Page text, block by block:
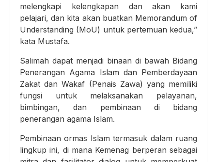
melengkapi kelengkapan dan akan kami
pelajari, dan kita akan buatkan Memorandum of
Understanding (MoU) untuk pertemuan kedua,”
kata Mustafa.
Salimah dapat menjadi binaan di bawah Bidang
Penerangan Agama Islam dan Pemberdayaan
Zakat dan Wakaf (Penais Zawa) yang memiliki
fungsi untuk melaksanakan pelayanan,
bimbingan, dan pembinaan di bidang
penerangan agama Islam.
Pembinaan ormas Islam termasuk dalam ruang
lingkup ini, di mana Kemenag berperan sebagai